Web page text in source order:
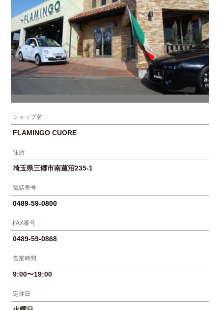
ショップ名
FLAMINGO CUORE
住所
埼玉県三郷市南蓮沼235-1
電話番号
0489-59-0800
FAX番号
0489-59-0868
営業時間
9:00〜19:00
定休日